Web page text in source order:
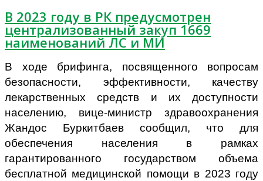
В 2023 году в РК предусмотрен
централизованный закуп 1669
наименований ЛС и МИ
В ходе брифинга, посвященного вопросам
безопасности, эффективности, качеству
лекарственных средств и их доступности
населению, вице-министр здравоохранения
Жандос Буркитбаев сообщил, что для
обеспечения населения в рамках
гарантированного государством объема
бесплатной медицинской помощи в 2023 году